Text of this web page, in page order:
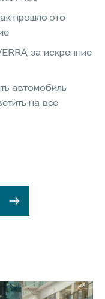
прошло это
за искренние
автомобиль
на все